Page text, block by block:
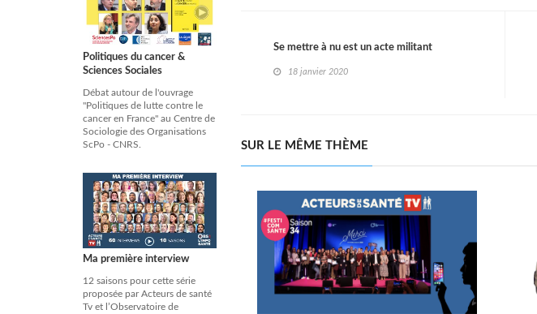
Politiques du cancer &
Sciences Sociales
Débat autour de l'ouvrage
"Politiques de lutte contre le
cancer en France" au Centre de
Sociologie des Organisations
ScPo - CNRS.
Ma première interview
12 saisons pour cette série
proposée par Acteurs de santé
Tv et l’Observatoire de
Se mettre à nu est un acte militant
18 janvier 2020
SUR LE MÊME THÈME